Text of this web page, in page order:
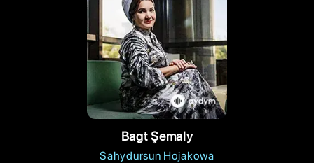
Bagt Şemaly
Sahydursun Hojakowa